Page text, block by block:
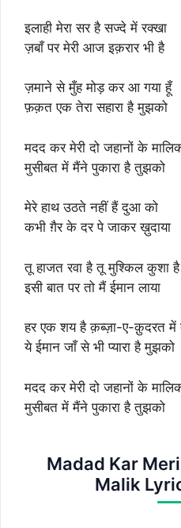
इलाही मेरा सर है सज्दे में रक्खा
ज़बाँ पर मेरी आज इक़रार भी है
ज़माने से मुँह मोड़ कर आ गया हूँ
फ़क़त एक तेरा सहारा है मुझको
मदद कर मेरी दो जहानों के
मुसीबत में मैंने पुकारा है तुझको
मेरे हाथ उठते नहीं हैं दुआ को
कभी ग़ैर के दर पे जाकर ख़ुदाया
तू हाजत रवा है तू मुश्किल कुशा है
इसी बात पर तो मैं ईमान लाया
हर एक शय है क़ब्ज़ा-ए-क़ुदरत में
ये ईमान जाँ से भी प्यारा है मुझको
मदद कर मेरी दो जहानों के
मुसीबत में मैंने पुकारा है तुझको
Madad Kar
Malik